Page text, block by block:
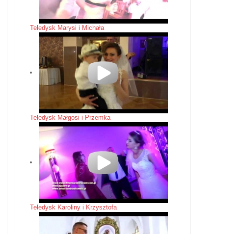
Teledysk Marysi i Michała
Teledysk Małgosi i Przemka
Teledysk Karoliny i Krzysztofa